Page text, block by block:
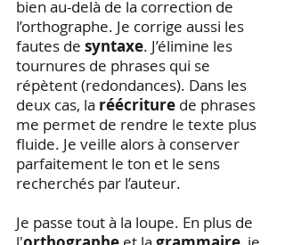
bien au-delà de la correction de
l’orthographe. Je corrige aussi les
fautes de syntaxe. J’élimine les
tournures de phrases qui se
répètent (redondances). Dans les
deux cas, la réécriture de phrases
me permet de rendre le texte plus
fluide. Je veille alors à conserver
parfaitement le ton et le sens
recherchés par l’auteur.
Je passe tout à la loupe. En plus de